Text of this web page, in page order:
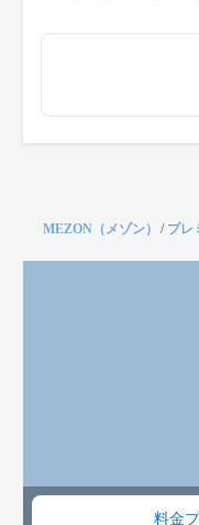
料金
MEZON（メゾン） / プレ